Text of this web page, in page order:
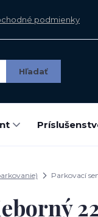
podmienky
Hľadať
Parkovací